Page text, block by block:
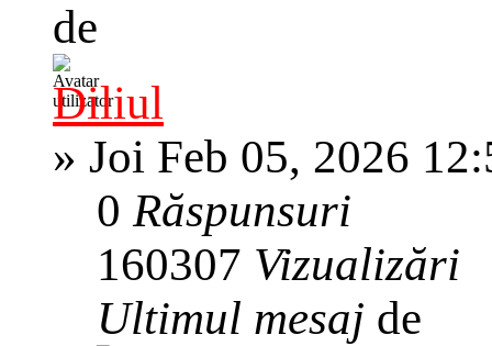
de
Diliul
» Joi Feb 05, 2026
0Răspunsuri
160307 Vizualizări
Ultimul mesaj de